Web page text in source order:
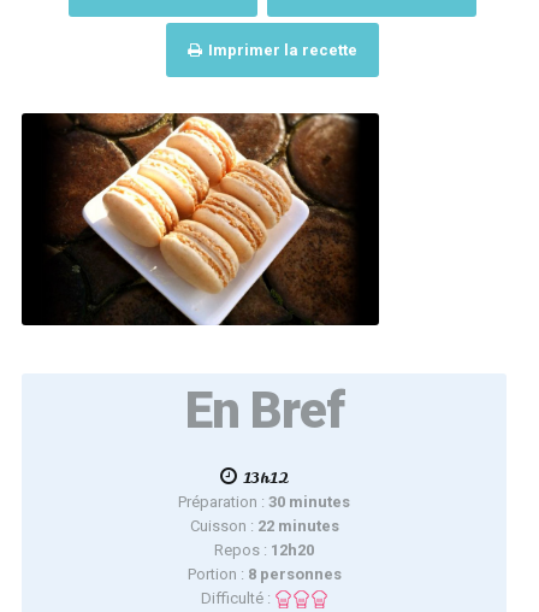
Imprimer la recette
En Bref
13h12
Préparation : 30 minutes
Cuisson : 22 minutes
Repos : 12h20
Portion : 8 personnes
Difficulté :